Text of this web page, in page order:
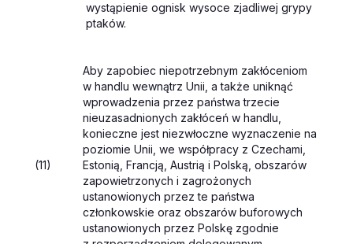
wystąpienie ognisk wysoce zjadliwej grypy
ptaków.
(11)
Aby zapobiec niepotrzebnym zakłóceniom
w handlu wewnątrz Unii, a także uniknąć
wprowadzenia przez państwa trzecie
nieuzasadnionych zakłóceń w handlu,
konieczne jest niezwłoczne wyznaczenie na
poziomie Unii, we współpracy z Czechami,
Estonią, Francją, Austrią i Polską, obszarów
zapowietrzonych i zagrożonych
ustanowionych przez te państwa
członkowskie oraz obszarów buforowych
ustanowionych przez Polskę zgodnie